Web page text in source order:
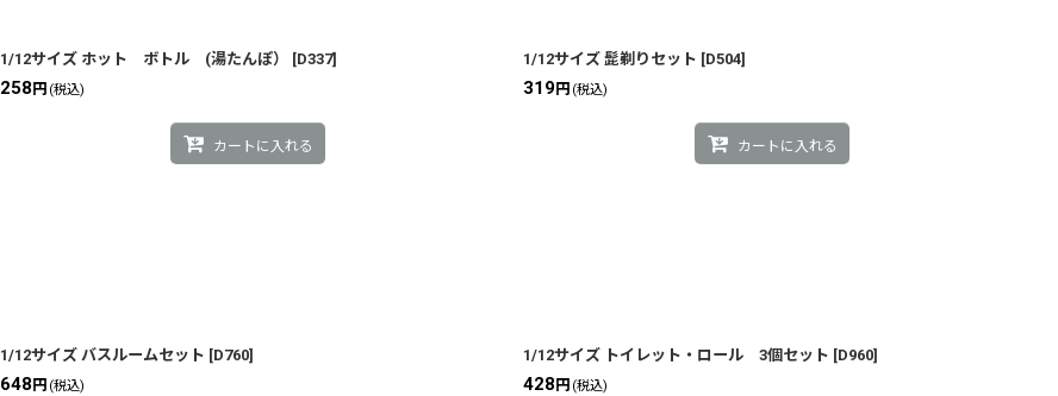
1/12サイズ ホット ボトル (湯たんぽ） [D337]
258 円 (税込)
カートに入れる
1/12サイズ 髭剃りセット [D504]
319円 (税込)
カートに入れる
1/12サイズ バスルームセット [D760]
648 円 (税込)
1/12サイズ トイレット・ロール 3個セット [D960]
428 円 (税込)